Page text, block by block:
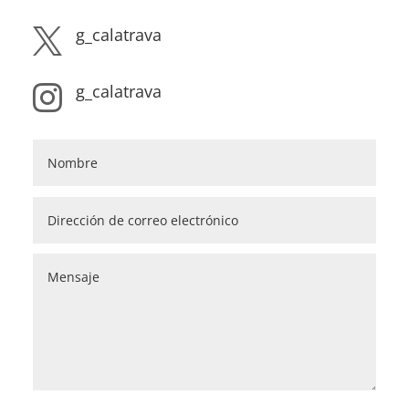
 g_calatrava
 g_calatrava